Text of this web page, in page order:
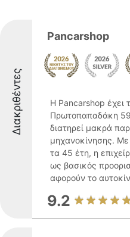
Διακριθέντες
Pancarshop
Η Pancarshop έχει
Πρωτοπαπαδάκη 59
διατηρεί μακρά
μηχανοκίνησης.
τα 45 έτη, η
ως βασικός
αφορούν το
9.2